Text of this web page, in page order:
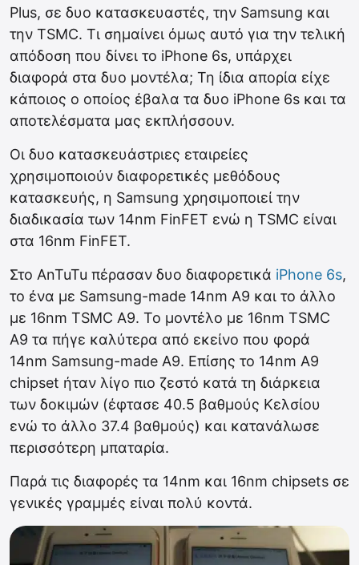
Plus, σε δυο κατασκευαστές, την Samsung και
την TSMC. Τι σημαίνει όμως αυτό για την τελική
απόδοση που δίνει το iPhone 6s, υπάρχει
διαφορά στα δυο μοντέλα; Τη ίδια απορία είχε
κάποιος ο οποίος έβαλα τα δυο iPhone 6s και τα
αποτελέσματα μας εκπλήσσουν.
Οι δυο κατασκευάστριες εταιρείες
χρησιμοποιούν διαφορετικές μεθόδους
κατασκευής, η Samsung χρησιμοποιεί την
διαδικασία των 14nm FinFET ενώ η TSMC είναι
στα 16nm FinFET.
Στο AnTuTu πέρασαν δυο διαφορετικά iPhone 6s,
το ένα με Samsung-made 14nm A9 και το άλλο
με 16nm TSMC A9. Το μοντέλο με 16nm TSMC
A9 τα πήγε καλύτερα από εκείνο που φορά
14nm Samsung-made A9. Επίσης το 14nm A9
chipset ήταν λίγο πιο ζεστό κατά τη διάρκεια
των δοκιμών (έφτασε 40.5 βαθμούς Κελσίου
ενώ το άλλο 37.4 βαθμούς) και κατανάλωσε
περισσότερη μπαταρία.
Παρά τις διαφορές τα 14nm και 16nm chipsets σε
γενικές γραμμές είναι πολύ κοντά.